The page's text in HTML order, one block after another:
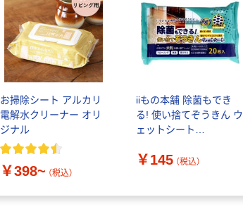
お掃除シート アルカリ
電解水クリーナー オリ
ジナル
￥398~ （税込）
iiもの本舗 除菌もでき
る! 使い捨てぞうきん ウ
ェットシート
ク(20枚)
￥145 （税込）